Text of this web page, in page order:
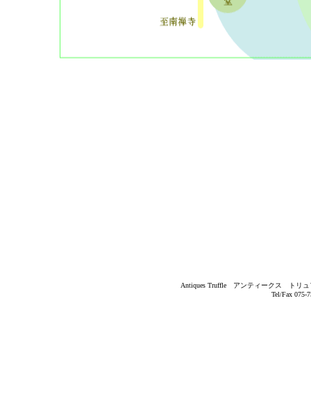
Antiques Truffle アンティークス ト
Tel/Fax